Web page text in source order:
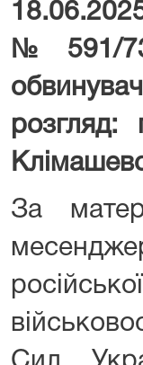
№ 591/
За